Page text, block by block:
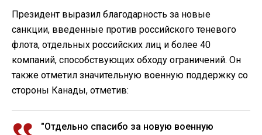
Президент выразил благодарность за новые
санкции, введенные против российского теневого
флота, отдельных российских лиц и более 40
компаний, способствующих обходу ограничений. Он
также отметил значительную военную поддержку со
стороны Канады, отметив:
"Отдельно спасибо за новую военную